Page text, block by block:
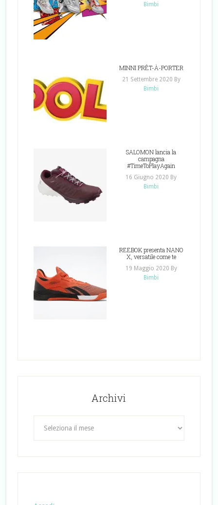
Bimbi
MINNI PRÊT-À-PORTER
21 Settembre 2020 By
Bimbi
SALOMON lancia la
campagna
#TimeToPlayAgain
16 Giugno 2020 By
Bimbi
REEBOK presenta NANO
X, versatile come te
19 Maggio 2020 By
Bimbi
Archivi